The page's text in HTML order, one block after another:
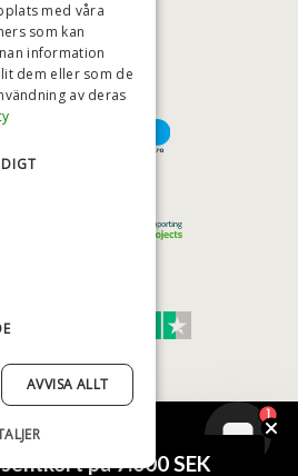
KREDITVÄRDIGHET
- BAD&STIL® ApS 2026
med våra
som kan
information
dem eller som de
av deras
AVVISA ALLT
1
på 7.000 SEK